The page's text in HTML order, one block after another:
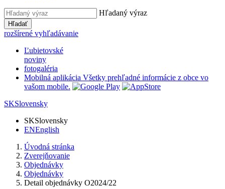
Hľadaný výraz
Hľadať
rozšírené vyhľadávanie
Ľubietovské
noviny
fotogaléria
Mobilná aplikácia Všetky prehľadné informácie z obce vo
vašom mobile.
SKSlovensky
SKSlovensky
ENEnglish
Úvodná stránka
Zverejňovanie
Objednávky
Objednávky
Detail objednávky O2024/22